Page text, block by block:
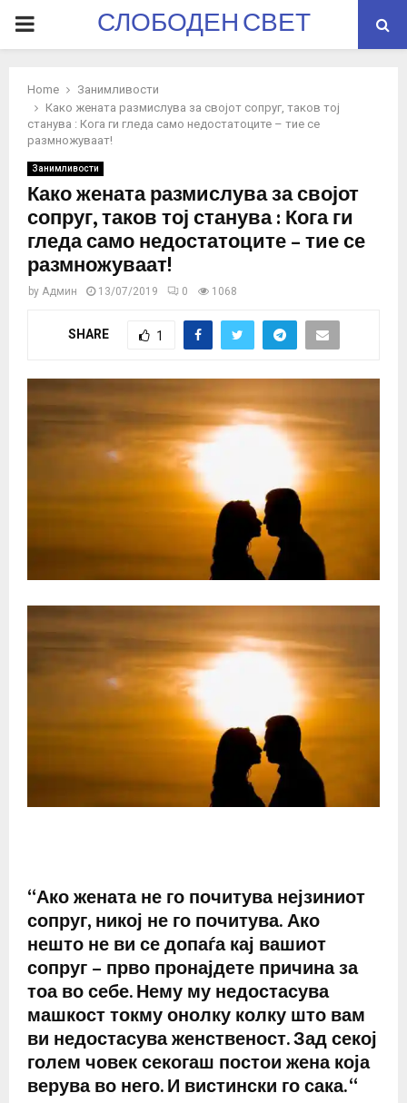
PRIMARYСЛОБОДЕН СВЕТ
Home
Занимливости
Како жената размислува за својот сопруг, таков тој
станува : Кога ги гледа само недостатоците – тие се
размножуваат!
Занимливости
Како жената размислува за својот
сопруг, таков тој станува : Кога ги
гледа само недостатоците – тие се
размножуваат!
by Админ 13/07/2019 0 1068
SHARE 1
“Ако жената не го почитува нејзиниот
сопруг, никој не го почитува. Ако
нешто не ви се допаѓа кај вашиот
сопруг – прво пронајдете причина за
тоа во себе. Нему му недостасува
машкост токму онолку колку што вам
ви недостасува женственост. Зад секој
голем човек секогаш постои жена која
верува во него. И вистински го сака. “